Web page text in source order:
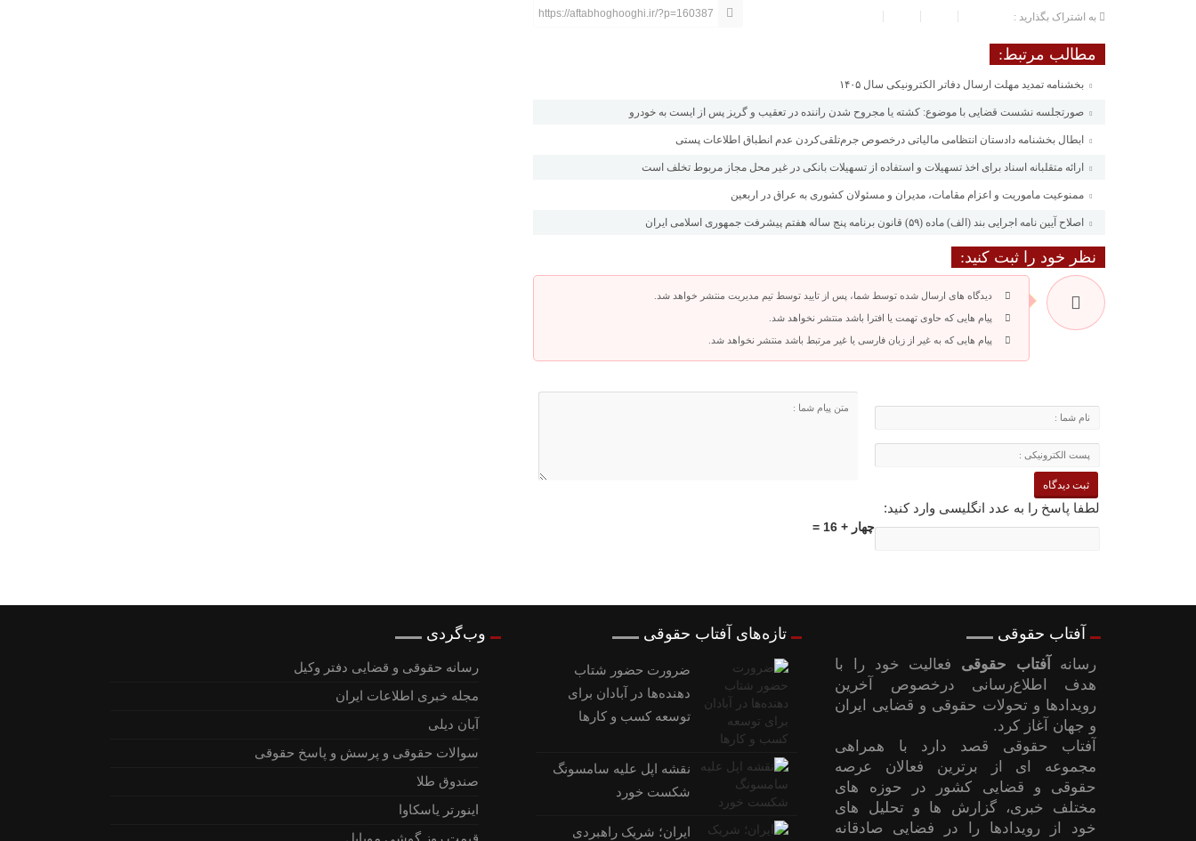
به اشتراک بگذارید : https://aftabhoghooghi.ir/?p=160387
مطالب مرتبط:
بخشنامه تمدید مهلت ارسال دفاتر الکترونیکی سال ۱۴۰۵
صورتجلسه نشست قضایی با موضوع: کشته یا مجروح شدن راننده در تعقیب و گریز پس از ایست به خودرو
ابطال بخشنامه دادستان انتظامی مالیاتی درخصوص جرم‌تلقی‌کردن عدم انطباق اطلاعات پستی
ارائه متقلبانه اسناد برای اخذ تسهیلات و استفاده از تسهیلات بانکی در غیر محل مجاز مربوط تخلف است
ممنوعیت ماموریت و اعزام مقامات، مدیران و مسئولان کشوری به عراق در اربعین
اصلاح آیین نامه اجرایی بند (الف) ماده (۵۹) قانون برنامه پنج ساله هفتم پیشرفت جمهوری اسلامی ایران
نظر خود را ثبت کنید:
دیدگاه های ارسال شده توسط شما، پس از تایید توسط تیم مدیریت منتشر خواهد شد.
پیام هایی که حاوی تهمت یا افترا باشد منتشر نخواهد شد.
پیام هایی که به غیر از زبان فارسی یا غیر مرتبط باشد منتشر نخواهد شد.
لطفا پاسخ را به عدد انگلیسی وارد کنید:
چهار + 16 =
آفتاب حقوقی
رسانه آفتاب حقوقی فعالیت خود را با
هدف اطلاع‌رسانی درخصوص آخرین
رویدادها و تحولات حقوقی و قضایی ایران
و جهان آغاز کرد.
آفتاب حقوقی قصد دارد با همراهی
مجموعه ای از برترین فعالان عرصه
حقوقی و قضایی کشور در حوزه های
مختلف خبری، گزارش ها و تحلیل های
خود از رویدادها را در فضایی صادقانه
تازه‌های آفتاب حقوقی
ضرورت حضور شتاب
‌دهنده‌ها در آبادان برای
توسعه کسب‌ و کارها
نقشه اپل علیه سامسونگ
شکست خورد
ایران؛ شریک راهبردی
وب‌گردی
رسانه حقوقی و قضایی دفتر وکیل
مجله خبری اطلاعات ایران
آبان دیلی
سوالات حقوقی و پرسش و پاسخ حقوقی
صندوق طلا
اینورتر یاسکاوا